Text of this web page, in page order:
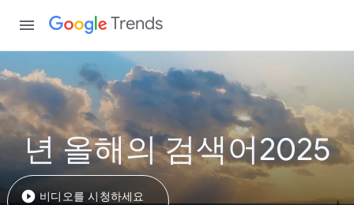
Trends
년 올해의 검색어2025
비디오를 시청하세요